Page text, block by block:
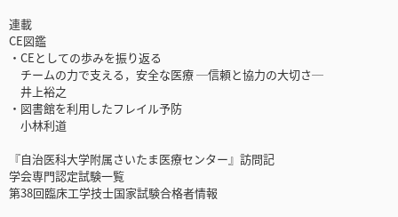
連載
CE図鑑
・CEとしての歩みを振り返る
チームの力で支える，安全な医療 ─信頼と協力の大切さ─
井上裕之
・図書館を利用したフレイル予防
小林利道
『自治医科大学附属さいたま医療センター』訪問記
学会専門認定試験一覧
第38回臨床工学技士国家試験合格者情報